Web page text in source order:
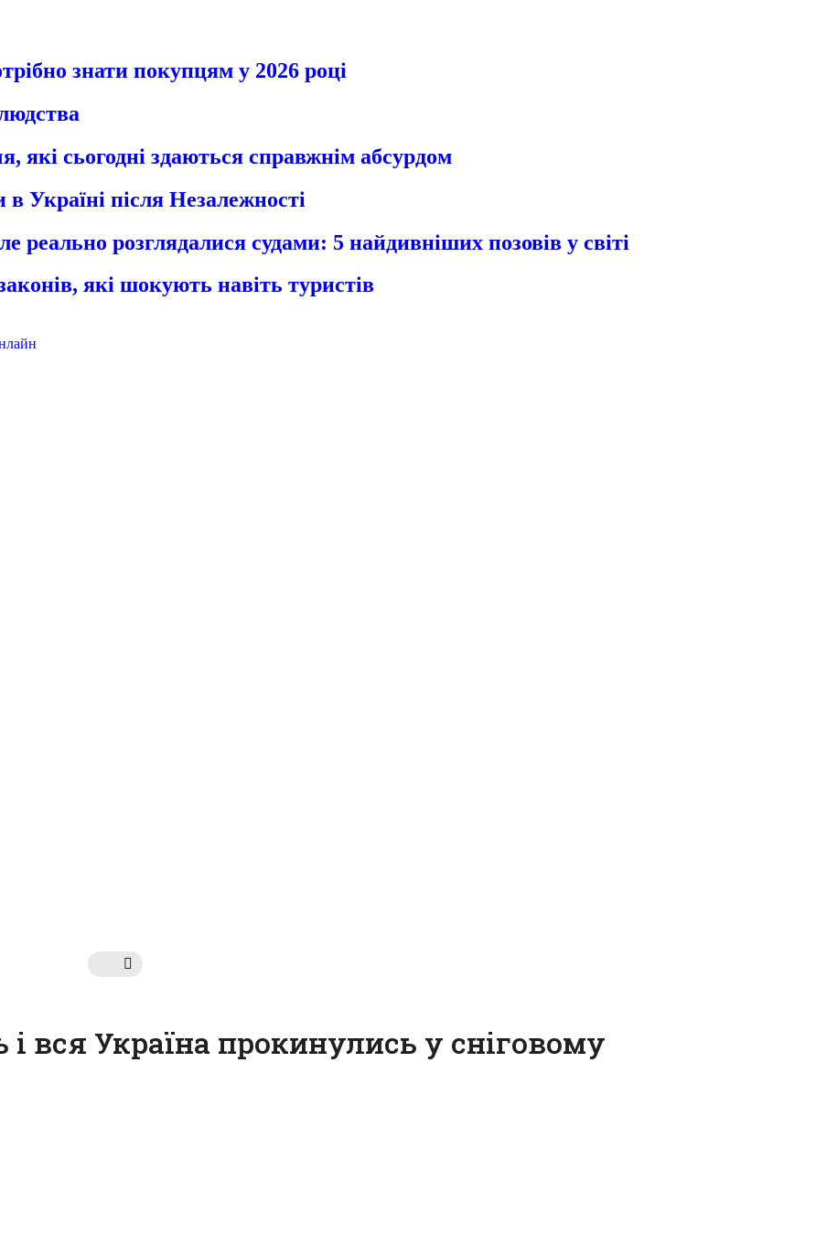
знати покупцям у 2026 році
які сьогодні здаються справжнім абсурдом
Україні після Незалежності
реально розглядалися судами: 5 найдивніших позовів у світі
які шокують навіть туристів
і вся Україна прокинулись у сніговому